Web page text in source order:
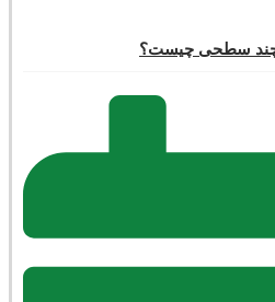
چند سطحی چیست؟